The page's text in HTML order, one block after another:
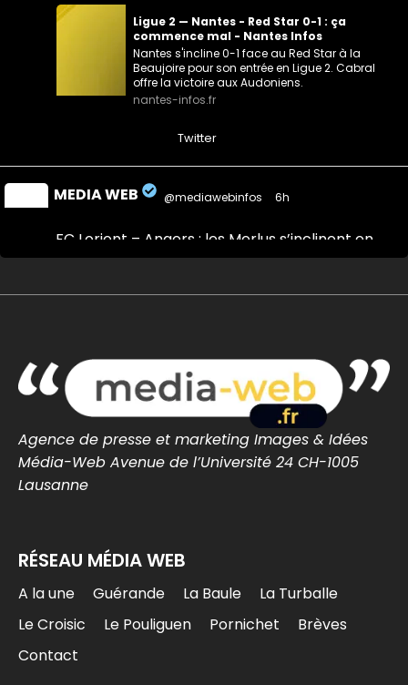
Ligue 2 — Nantes - Red Star 0-1 : ça
commence mal - Nantes Infos
Nantes s'incline 0-1 face au Red Star à la
Beaujoire pour son entrée en Ligue 2. Cabral
offre la victoire aux Audoniens.
nantes-infos.fr
Twitter
MEDIA WEB @mediawebinfos 6h
FC Lorient – Angers : les Merlus s’inclinent en
amical malgré une réaction en seconde période
FC Lorient – Angers : les Merlus
en match amical à Inzinzac-Lochrist.
Résumé, buts et réacti...
lorient-infos.fr
MEDIA WEB
Loire-Atlantique : la police appelle à la vigilance
Une arnaque aux faux agents refait
surface en Loire-Atlantique : la police
appelle à la vigilance -...
La police alerte en Loire-Atlantique après
Agence de presse et marketing Images & Idées
Média-Web Avenue de l’Université 24 CH-1005
Lausanne
RÉSEAU MÉDIA WEB
A la une Guérande La Baule
La Turballe
Le Croisic
Le Pouliguen Pornichet
Brèves
Contact